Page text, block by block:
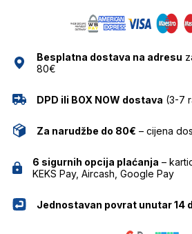
količinaBesplatna dostava na adresu
80€
DPD ili BOX NOW dostava (3-7
Za narudžbe do 80€ – cijena
6 sigurnih opcija plaćanja –
KEKS Pay, Aircash, Google Pay
Jednostavan povrat unutar 14